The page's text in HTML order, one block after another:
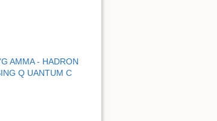
AMMA - HADRON
Q UANTUM C